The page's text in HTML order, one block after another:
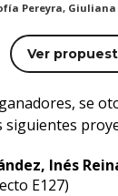
Pereyra, Giuliana
Ver
se
siguientes
Inés
E127)